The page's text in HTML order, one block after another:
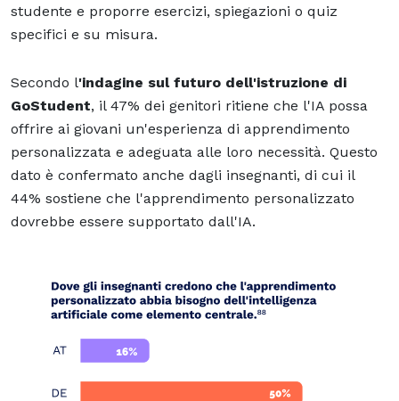
studente e proporre esercizi, spiegazioni o quiz
specifici e su misura.
Secondo l'indagine sul futuro dell'istruzione di
GoStudent, il 47% dei genitori ritiene che l'IA possa
offrire ai giovani un'esperienza di apprendimento
personalizzata e adeguata alle loro necessità. Questo
dato è confermato anche dagli insegnanti, di cui il
44% sostiene che l'apprendimento personalizzato
dovrebbe essere supportato dall'IA.